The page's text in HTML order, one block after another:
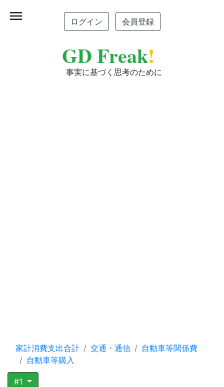
ログイン 会員登録
GD Freak!
事実に基づく思考のために
menu
家計消費支出合計 交通・通信
自動車等関係費
自動車等購入
#1